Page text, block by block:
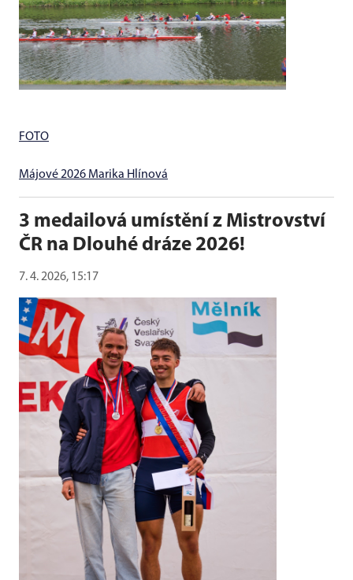
FOTO
Májové 2026 Marika Hlínová
3 medailová umístění z Mistrovství
ČR na Dlouhé dráze 2026!
7. 4. 2026, 15:17